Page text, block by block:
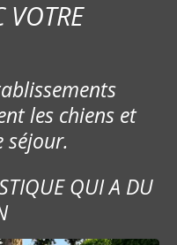
VOTRE
les chiens et
séjour.
QUI A DU